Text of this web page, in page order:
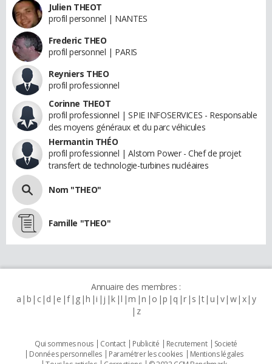
Julien THEOT
profil personnel | NANTES
Frederic THEO
profil personnel | PARIS
Reyniers THEO
profil professionnel
Corinne THEOT
profil professionnel | SPIE INFOSERVICES - Responsable
des moyens généraux et du parc véhicules
Hermantin THÉO
profil professionnel | Alstom Power - Chef de projet
transfert de technologie-turbines nucléaires
Nom "THEO"
Famille "THEO"
Annuaire des membres :
a b c d e f g h i j k l m n o p q r s t u v w x y
z
Qui sommes nous Contact Publicité Recrutement
Societé
Données personnelles
Paramétrer les cookies
Mentions légales